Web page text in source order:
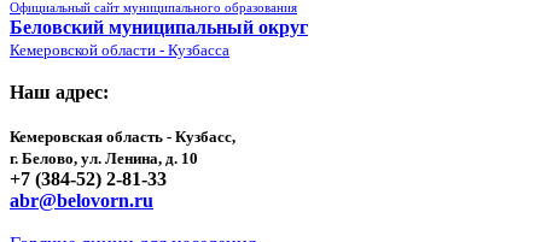
Официальный сайт муниципального образования
Беловский муниципальный округ
Кемеровской области - Кузбасса
Наш адрес:
Кемеровская область - Кузбасс,
г. Белово, ул. Ленина, д. 10
+7 (384-52) 2-81-33
abr@belovorn.ru